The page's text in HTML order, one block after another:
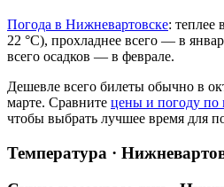
Погода в Нижневартовске: теплее
22 °C), прохладнее всего — в
всего осадков — в феврале.
Дешевле всего билеты обычно в
марте. Сравните цены и погоду по
чтобы выбрать лучшее время для
Температура ·